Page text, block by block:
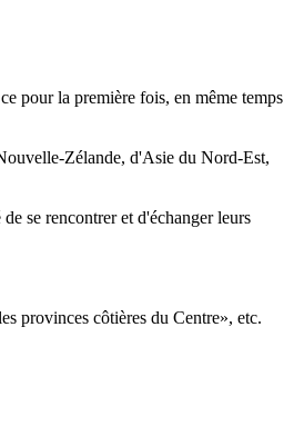
pour la première fois, en même temps
Zélande, d'Asie du Nord-Est,
se rencontrer et d'échanger leurs
provinces côtières du Centre», etc.